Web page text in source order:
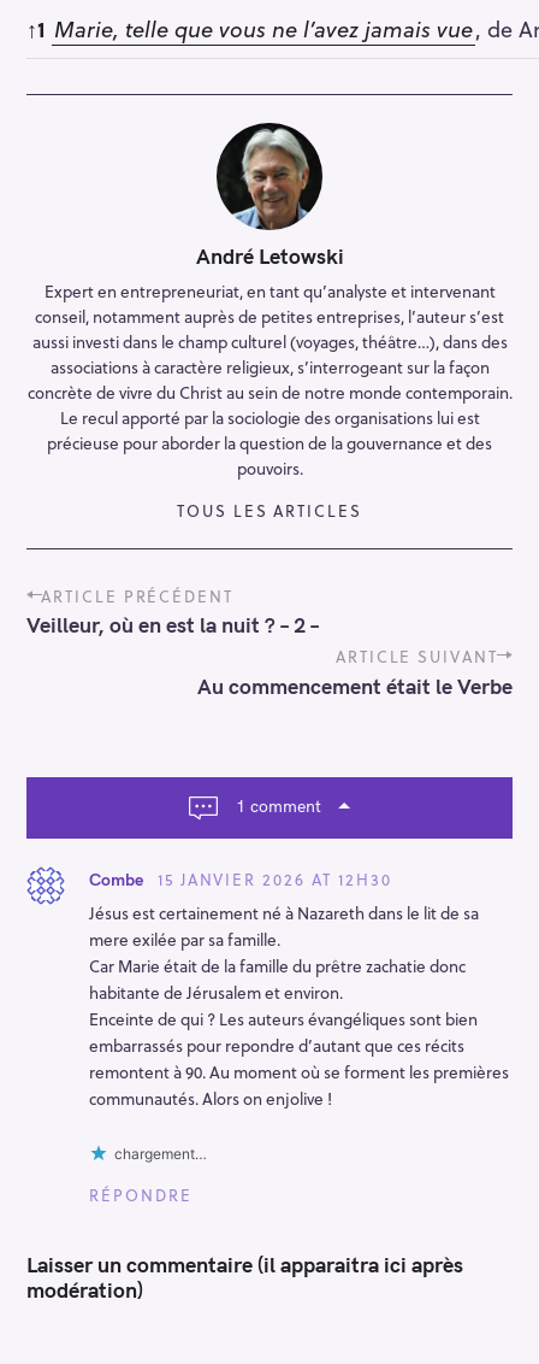
Notes
↑1 Marie, telle que vous ne l’avez jamais vue, de
André Letowski
Expert en entrepreneuriat, en tant qu’analyste et intervenant
conseil, notamment auprès de petites entreprises, l’auteur s’est
aussi investi dans le champ culturel (voyages, théâtre…), dans des
associations à caractère religieux, s’interrogeant sur la façon
concrète de vivre du Christ au sein de notre monde contemporain.
Le recul apporté par la sociologie des organisations lui est
précieuse pour aborder la question de la gouvernance et des
pouvoirs.
TOUS LES ARTICLES
P
o
s
g
t
o
n
ARTICLE PRÉCÉDENT
Veilleur, où en est la nuit ? – 2 –
ARTICLE SUIVANT
Au commencement était le Verbe
1 comment
Combe
15 JANVIER 2026 AT 12H30
Jésus est certainement né à Nazareth dans le lit de sa
mere exilée par sa famille.
Car Marie était de la famille du prêtre zachatie donc
habitante de Jérusalem et environ.
Enceinte de qui ? Les auteurs évangéliques sont bien
embarrassés pour repondre d’autant que ces récits
remontent à 90. Au moment où se forment les premières
communautés. Alors on enjolive !
chargement…
RÉPONDRE
Laisser un commentaire (il apparaitra ici après
modération)